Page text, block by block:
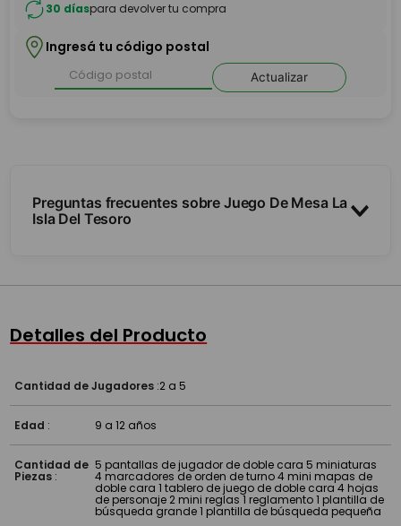
30 díaspara devolver tu compra
Ingresá tu código postal
Actualizar
Preguntas frecuentes sobre Juego De Mesa La
Isla Del Tesoro
¿Es fácil de aprender?
Detalles del Producto
Cantidad de Jugadores :2 a 5
Edad : 9 a 12 años
Cantidad de
Piezas :
5 pantallas de jugador de doble cara 5 miniaturas
4 marcadores de orden de turno 4 mini mapas de
doble cara 1 tablero de juego de doble cara 4 hojas
de personaje 2 mini reglas 1 reglamento 1 plantilla de
búsqueda grande 1 plantilla de búsqueda pequeña